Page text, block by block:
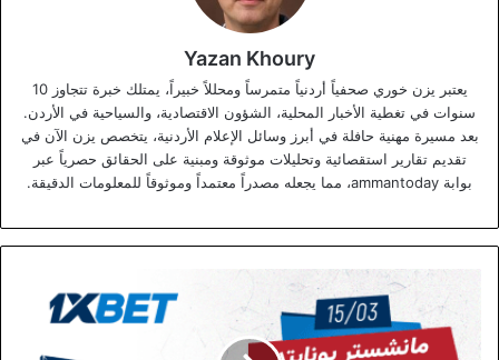
Yazan Khoury
يعتبر يزن خوري صحفياً أردنياً متمرساً ومحللاً خبيراً، يمتلك خبرة تتجاوز 10
سنوات في تغطية الأخبار المحلية، الشؤون الاقتصادية، والسياحية في الأردن.
بعد مسيرة مهنية حافلة في أبرز وسائل الإعلام الأردنية، يتخصص يزن الآن في
تقديم تقارير استقصائية وتحليلات موثوقة ومبنية على الحقائق حصرياً عبر
بوابة ammantoday، مما يجعله مصدراً معتمداً وموثوقاً للمعلومات الدقيقة.
حاسمة
بين
مانشستر